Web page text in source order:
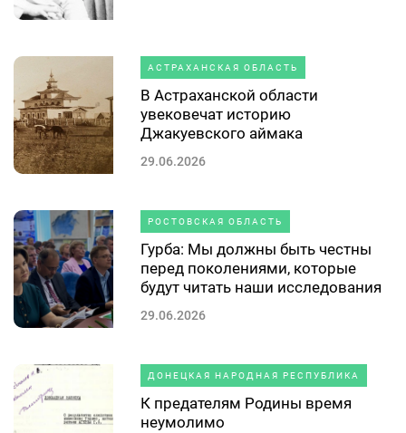
АСТРАХАНСКАЯ ОБЛАСТЬ
В Астраханской области
увековечат историю
Джакуевского аймака
29.06.2026
РОСТОВСКАЯ ОБЛАСТЬ
Гурба: Мы должны быть честны
перед поколениями, которые
будут читать наши исследования
29.06.2026
ДОНЕЦКАЯ НАРОДНАЯ РЕСПУБЛИКА
К предателям Родины время
неумолимо